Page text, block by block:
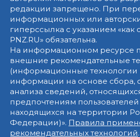
редакции запрещено. При
информационных или
гиперссылка с указанием «как
PNZ.RU» обязательна.
На информационном ресурсе
внешние рекомендательные
(информационные технологии
информации на основе сбора,
анализа сведений,
предпочтениям пользователей
находящихся на территории
Федерации)». Правила
рекомендательных технологий.